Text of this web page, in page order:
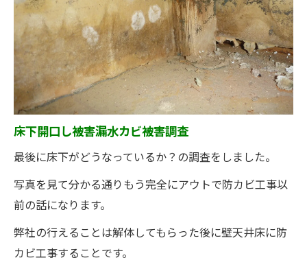
床下開口し被害漏水カビ被害調査
最後に床下がどうなっているか？の調査をしました。
写真を見て分かる通りもう完全にアウトで防カビ工事以
前の話になります。
弊社の行えることは解体してもらった後に壁天井床に防
カビ工事することです。